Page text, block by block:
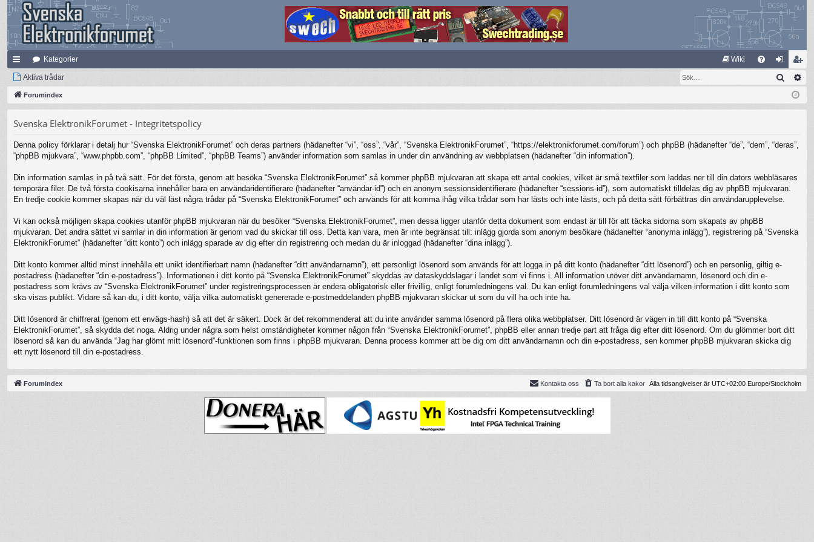
na
bb
ar
Kategorier Wiki
og li
m
m
Aktiva trådar Sök
Forumindex
Svenska ElektronikForumet - Integritetspolicy
Denna policy förklarar i detalj hur “Svenska ElektronikForumet” och deras partners (hädanefter “vi”, “oss”, “vår”, “Svenska ElektronikForumet”, “https://elektronikforumet.com/forum”) och phpBB (hädanefter “de”, “dem”, “deras”,
“phpBB mjukvara”, “www.phpbb.com”, “phpBB Limited”, “phpBB Teams”) använder information som samlas in under din användning av webbplatsen (hädanefter “din information”).
Din information samlas in på två sätt. För det första, genom att besöka “Svenska ElektronikForumet” så kommer phpBB mjukvaran att skapa ett antal cookies, vilket är små textfiler som laddas ner till din dators webbläsares
temporära filer. De två första cookisarna innehåller bara en användaridentifierare (hädanefter “användar-id”) och en anonym sessionsidentifierare (hädanefter “sessions-id”), som automatiskt tilldelas dig av phpBB mjukvaran.
En tredje cookie kommer skapas när du väl läst några trådar på “Svenska ElektronikForumet” och används för att komma ihåg vilka trådar som har lästs och inte lästs, och på detta sätt förbättras din användarupplevelse.
Vi kan också möjligen skapa cookies utanför phpBB mjukvaran när du besöker “Svenska ElektronikForumet”, men dessa ligger utanför detta dokument som endast är till för att täcka sidorna som skapats av phpBB
mjukvaran. Det andra sättet vi samlar in din information är genom vad du skickar till oss. Detta kan vara, men är inte begränsat till: inlägg gjorda som anonym besökare (hädanefter “anonyma inlägg”), registrering på “Svenska
ElektronikForumet” (hädanefter “ditt konto”) och inlägg sparade av dig efter din registrering och medan du är inloggad (hädanefter “dina inlägg”).
Ditt konto kommer alltid minst innehålla ett unikt identifierbart namn (hädanefter “ditt användarnamn”), ett personligt lösenord som används för att logga in på ditt konto (hädanefter “ditt lösenord”) och en personlig, giltig e-
postadress (hädanefter “din e-postadress”). Informationen i ditt konto på “Svenska ElektronikForumet” skyddas av dataskyddslagar i landet som vi finns i. All information utöver ditt användarnamn, lösenord och din e-
postadress som krävs av “Svenska ElektronikForumet” under registreringsprocessen är endera obligatorisk eller frivillig, enligt forumledningens val. Du kan enligt forumledningens val välja vilken information i ditt konto som
ska visas publikt. Vidare så kan du, i ditt konto, välja vilka automatiskt genererade e-postmeddelanden phpBB mjukvaran skickar ut som du vill ha och inte ha.
Ditt lösenord är chiffrerat (genom ett envägs-hash) så att det är säkert. Dock är det rekommenderat att du inte använder samma lösenord på flera olika webbplatser. Ditt lösenord är vägen in till ditt konto på “Svenska
ElektronikForumet”, så skydda det noga. Aldrig under några som helst omständigheter kommer någon från “Svenska ElektronikForumet”, phpBB eller annan tredje part att fråga dig efter ditt lösenord. Om du glömmer bort ditt
lösenord så kan du använda “Jag har glömt mitt lösenord”-funktionen som finns i phpBB mjukvaran. Denna process kommer att be dig om ditt användarnamn och din e-postadress, sen kommer phpBB mjukvaran skicka dig
ett nytt lösenord till din e-postadress.
Forumindex Alla tidsangivelser är UTC+02:00 Europe/Stockholm
Ta bort alla kakor
Kontakta oss